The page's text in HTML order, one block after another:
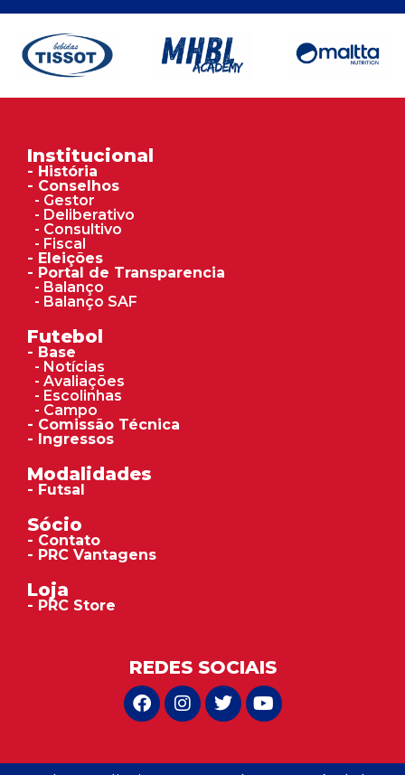
Institucional
- História
- Conselhos
- Gestor
- Deliberativo
- Consultivo
- Fiscal
- Eleições
- Portal de Transparencia
- Balanço
- Balanço SAF
Futebol
- Base
- Notícias
- Avaliações
- Escolinhas
- Campo
- Comissão Técnica
- Ingressos
Modalidades
- Futsal
Sócio
- Contato
- PRC Vantagens
Loja
- PRC Store
REDES SOCIAIS